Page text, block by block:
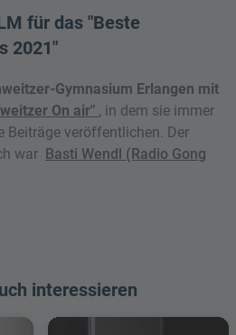
für das "Beste
2021"
Gymnasium Erlangen mit
On air" , in dem sie immer
Beiträge veröffentlichen. Der
war Basti Wendl (Radio Gong
interessieren